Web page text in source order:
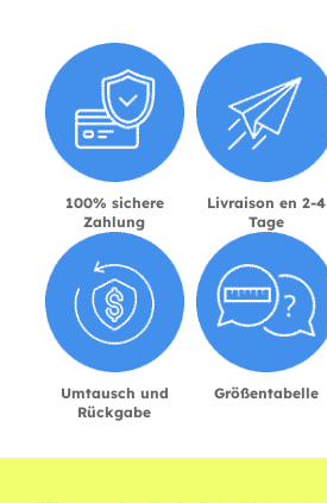
100% sichere
Zahlung
Livraison en 2-4
Tage
Umtausch und
Rückgabe
Größentabelle